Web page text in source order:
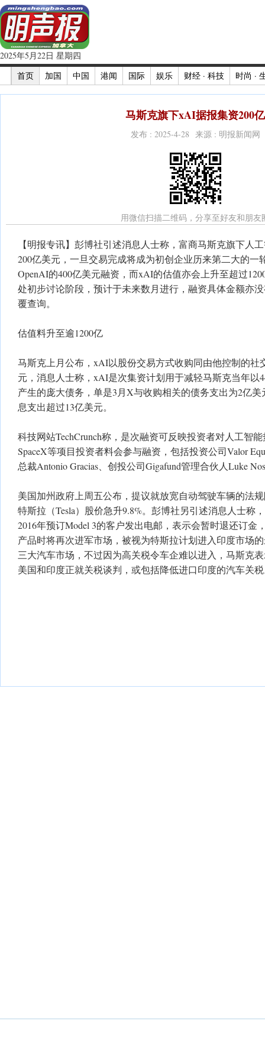
2025年5月22日 星期四
首页
加国 中国 港闻 国际 娱乐 财经 · 科技 时尚 ·
马斯克旗下xAI据报集资200亿
发布 : 2025-4-28 来源 : 明报新闻网
用微信扫描二维码，分享至好友和朋友
【明报专讯】彭博社引述消息人士称，富商马斯克旗下人
200亿美元，一旦交易完成将成为初创企业历来第二大的一
OpenAI的400亿美元融资，而xAI的估值亦会上升至超过
处初步讨论阶段，预计于未来数月进行，融资具体金额亦
覆查询。
估值料升至逾1200亿
马斯克上月公布，xAI以股份交易方式收购同由他控制的社
元，消息人士称，xAI是次集资计划用于减轻马斯克当年以
产生的庞大债务，单是3月X与收购相关的债务支出为2亿
息支出超过13亿美元。
科技网站TechCrunch称，是次融资可反映投资者对人工智
SpaceX等项目投资者料会参与融资，包括投资公司Valor
总裁Antonio Gracias、创投公司Gigafund管理合伙人Luke
美国加州政府上周五公布，提议就放宽自动驾驶车辆的法
特斯拉（Tesla）股价急升9.8%。彭博社另引述消息人士称
2016年预订Model 3的客户发出电邮，表示会暂时退还订金
产品时将再次进军市场，被视为特斯拉计划进入印度市场
三大汽车市场，不过因为高关税令车企难以进入，马斯克
美国和印度正就关税谈判，或包括降低进口印度的汽车关